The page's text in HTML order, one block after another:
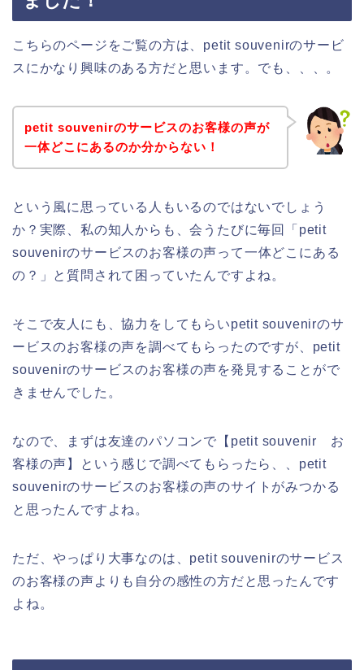
こちらのページをご覧の方は、petit souvenirのサービ
スにかなり興味のある方だと思います。でも、、、。
petit souvenirのサービスのお客様の声が
一体どこにあるのか分からない！
という風に思っている人もいるのではないでしょう
か？実際、私の知人からも、会うたびに毎回「petit
souvenirのサービスのお客様の声って一体どこにある
の？」と質問されて困っていたんですよね。
そこで友人にも、協力をしてもらいpetit souvenirのサ
ービスのお客様の声を調べてもらったのですが、petit
souvenirのサービスのお客様の声を発見することがで
きませんでした。
なので、まずは友達のパソコンで【petit souvenir お
客様の声】という感じで調べてもらったら、、petit
souvenirのサービスのお客様の声のサイトがみつかる
と思ったんですよね。
ただ、やっぱり大事なのは、petit souvenirのサービス
のお客様の声よりも自分の感性の方だと思ったんです
よね。